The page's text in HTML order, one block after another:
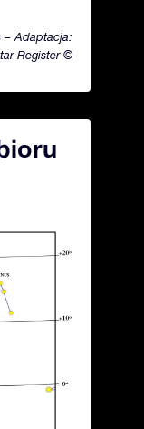
– Adaptacja:
Register ©